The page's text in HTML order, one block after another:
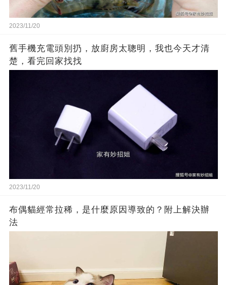
2023/11/20
舊手機充電頭別扔，放廚房太聰明，我也今天才清
楚，看完回家找找
2023/11/20
布偶貓經常拉稀，是什麼原因導致的？附上解決辦
法